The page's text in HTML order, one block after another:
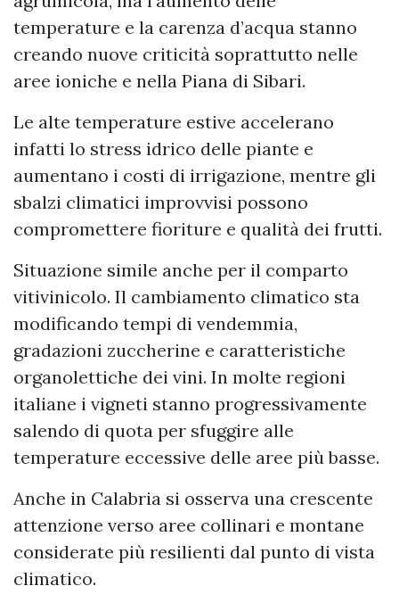
temperature e la carenza d’acqua stanno
creando nuove criticità soprattutto nelle
aree ioniche e nella Piana di Sibari.
Le alte temperature estive accelerano
infatti lo stress idrico delle piante e
aumentano i costi di irrigazione, mentre gli
sbalzi climatici improvvisi possono
compromettere fioriture e qualità dei frutti.
Situazione simile anche per il comparto
vitivinicolo. Il cambiamento climatico sta
modificando tempi di vendemmia,
gradazioni zuccherine e caratteristiche
organolettiche dei vini. In molte regioni
italiane i vigneti stanno progressivamente
salendo di quota per sfuggire alle
temperature eccessive delle aree più basse.
Anche in Calabria si osserva una crescente
attenzione verso aree collinari e montane
considerate più resilienti dal punto di vista
climatico.